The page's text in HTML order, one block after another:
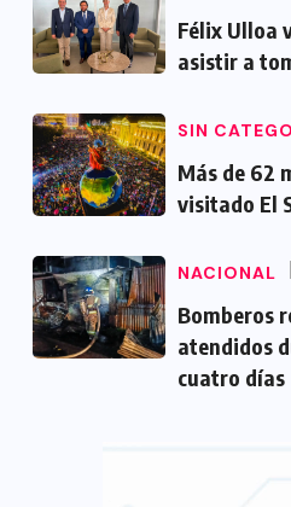
Félix Ulloa
asistir a
SIN
Más de 62
visitado El
NACIONAL
Bomberos
atendidos
cuatro días